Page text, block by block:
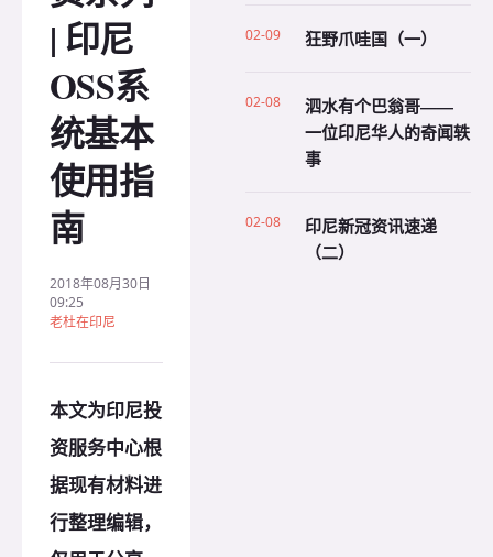
| 印尼
OSS系
统基本
使用指
南
2018年08月30日
09:25
老杜在印尼
本文为印尼投
资服务中心根
据现有材料进
行整理编辑，
02-09 狂野爪哇国（一）
02-08
泗水有个巴翁哥——
一位印尼华人的奇闻轶
事
02-08
印尼新冠资讯速递
（二）